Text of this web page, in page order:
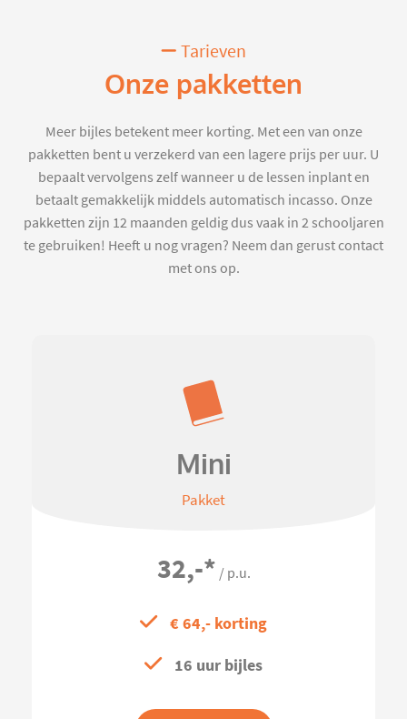
Tarieven
Onze pakketten
Meer bijles betekent meer korting. Met een van onze
pakketten bent u verzekerd van een lagere prijs per uur. U
bepaalt vervolgens zelf wanneer u de lessen inplant en
betaalt gemakkelijk middels automatisch incasso. Onze
pakketten zijn 12 maanden geldig dus vaak in 2 schooljaren
te gebruiken! Heeft u nog vragen? Neem dan gerust contact
met ons op.
Mini
Pakket
32,-* / p.u.
€ 64,- korting
16 uur bijles